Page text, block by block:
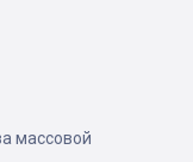
массовой